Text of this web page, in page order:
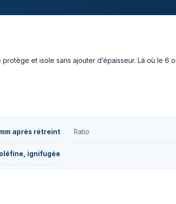
protège et isole sans ajouter d’épaisseur. Là où le
après rétreint Ratio
ignifugée